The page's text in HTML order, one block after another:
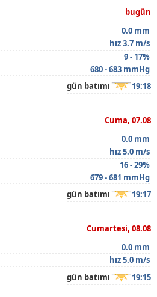
bugün
0.0 mm
hız 3.7 m/s
9 - 17%
680 - 683 mmHg
gün batımı 19:18
Cuma, 07.08
0.0 mm
hız 5.0 m/s
16 - 29%
679 - 681 mmHg
gün batımı 19:17
Cumartesi, 08.08
0.0 mm
hız 5.0 m/s
gün batımı 19:15